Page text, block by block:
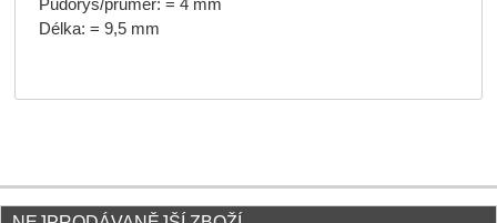
Půdorys/průměr: = 4 mm
Délka: = 9,5 mm